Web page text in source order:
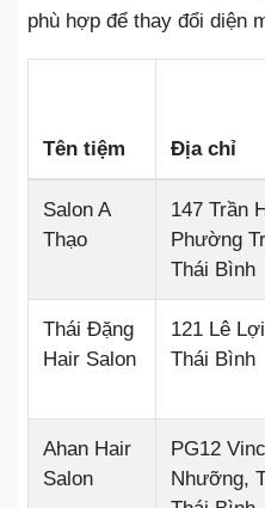
phù hợp để thay đổi diện
Tên tiệm Địa chỉ
Salon A
Thạo
147 Trần
Phường
Thái Bình
Thái Đặng
Hair Salon
121 Lê
Thái Bình
Ahan Hair
Salon
PG12
Nhưỡng,